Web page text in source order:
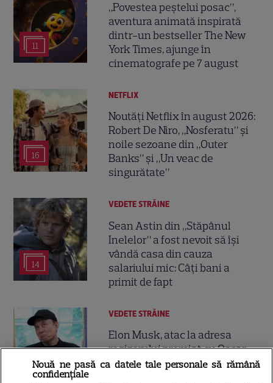
11
„Povestea peștelui posac”,
aventura animată inspirată
dintr-un bestseller The New
York Times, ajunge în
cinematografe pe 7 august
16
NETFLIX
Noutăți Netflix în august 2026:
Robert De Niro, „Nosferatu” și
noile sezoane din „Outer
Banks” și „Un veac de
singurătate”
14
VEDETE STRĂINE
Sean Astin din „Stăpânul
Inelelor” a fost nevoit să își
vândă casa din cauza
salariului mic: Câți bani a
primit de fapt
14
VEDETE STRĂINE
Elon Musk, atac la adresa
regizorului premiat cu Oscar
care a realizat documentarul
Nouă ne pasă ca datele tale personale să rămână
confidențiale